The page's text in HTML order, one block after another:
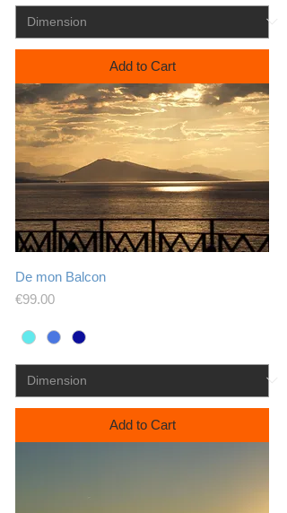
Add to Cart
De mon Balcon
Price
€99.00
Add to Cart